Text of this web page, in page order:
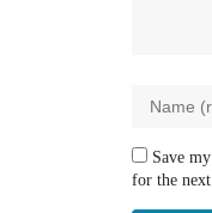
Save
for the